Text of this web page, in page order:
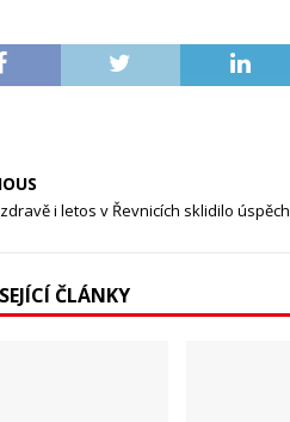
i letos v Řevnicích sklidilo úspěch
ČLÁNKY